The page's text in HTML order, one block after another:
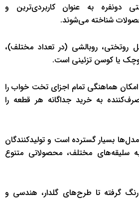
روتختی دونفره به عنوان کاربردی‌ترین و
شناخته می‌شوند.
روتختی، روبالشی (در تعداد مختلف)،
یا کوسن تزئینی است.
هماهنگی تمام اجزای تخت خواب را
به خرید جداگانه هر قطعه را
بسیار گسترده است و تولیدکنندگان
سلیقه‌های مختلف، محصولاتی متنوع
گرفته تا طرح‌های گلدار، هندسی و